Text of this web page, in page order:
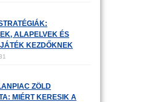
ALAPELVEK ÉS
KEZDŐKNEK
ZÖLD
MIÉRT KERESIK A